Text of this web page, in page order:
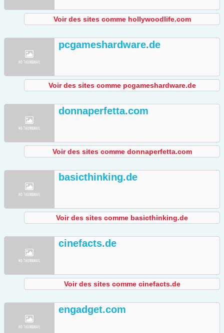
Voir des sites comme hollywoodlife.com
pcgameshardware.de
Voir des sites comme pcgameshardware.de
donnaperfetta.com
Voir des sites comme donnaperfetta.com
basicthinking.de
Voir des sites comme basicthinking.de
cinefacts.de
Voir des sites comme cinefacts.de
engadget.com